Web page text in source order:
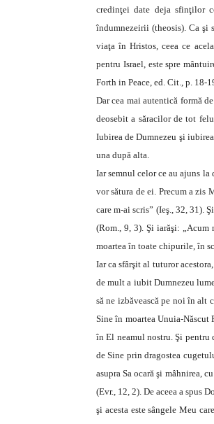
credinţei date deja sfinţilor
îndumnezeirii (theosis). Ca şi
viaţa în Hristos, ceea ce
pentru Israel, este spre
Forth in Peace, ed. Cit., p. 18-
Dar cea mai autentică formă
deosebit a săracilor de tot
Iubirea de Dumnezeu şi
una după alta.
Iar semnul celor ce au ajuns la
vor sătura de ei. Precum a zis
care m-ai scris” (Ieş., 32, 31).
(Rom., 9, 3). Şi iarăşi:
moartea în toate chipurile, în
Iar ca sfârşit al tuturor
de mult a iubit Dumnezeu
să ne izbăvească pe noi în alt
Sine în moartea Unuia-Născut
în El neamul nostru. Şi pentru
de Sine prin dragostea
asupra Sa ocară şi mâhnirea,
(Evr., 12, 2). De aceea a spus
şi acesta este sângele Meu